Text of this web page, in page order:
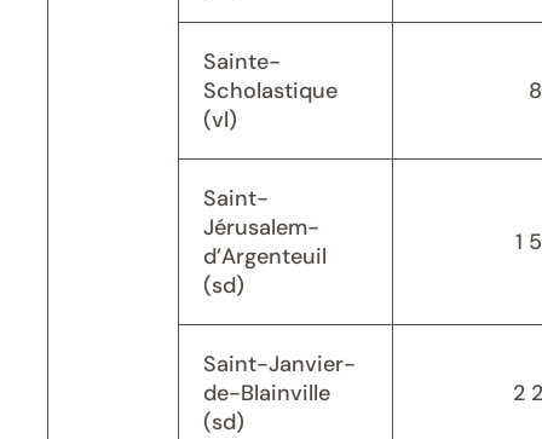
Sainte-
Scholastique
(vl)
Saint-
Jérusalem-
d’Argenteuil
(sd)
1
Saint-Janvier-
de-Blainville
(sd)
2